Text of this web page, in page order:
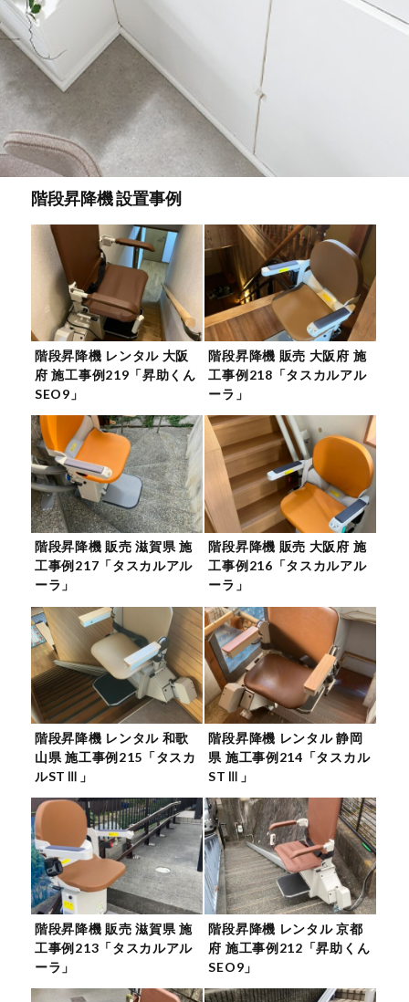
階段昇降機 設置事例
階段昇降機 レンタル 大阪
府 施工事例219「昇助くん
SEO9」
階段昇降機 販売 大阪府 施
工事例218「タスカルアル
ーラ」
階段昇降機 販売 滋賀県 施
工事例217「タスカルアル
ーラ」
階段昇降機 販売 大阪府 施
工事例216「タスカルアル
ーラ」
階段昇降機 レンタル 和歌
山県 施工事例215「タスカ
ルSTⅢ」
階段昇降機 レンタル 静岡
県 施工事例214「タスカル
STⅢ」
階段昇降機 販売 滋賀県 施
工事例213「タスカルアル
ーラ」
階段昇降機 レンタル 京都
府 施工事例212「昇助くん
SEO9」